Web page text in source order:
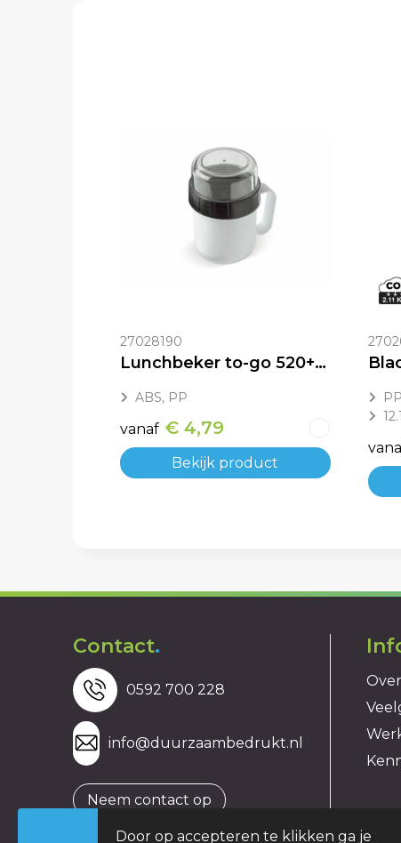
27028190
Lunchbeker to-go 520+230ml
ABS, PP
vanaf € 4,79
Bekijk product
Contact.
0592 700 228
info@duurzaambedrukt.nl
Neem contact op
Door op accepteren te klikken ga je